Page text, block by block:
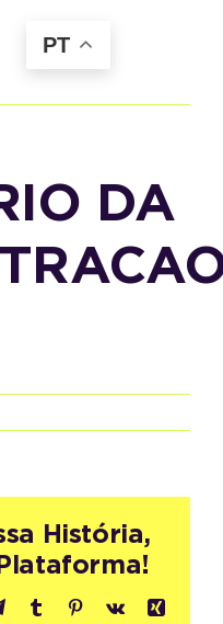
PT
DA
História,
TelegramTumblr Pinterest
Vk
Xing